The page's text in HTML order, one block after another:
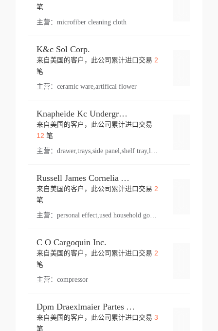
笔
主营： microfiber cleaning cloth
K&c Sol Corp.
来自美国的客户，此公司累计进口交易 2
笔
主营： ceramic ware,artifical flower
Knapheide Kc Underground
来自美国的客户，此公司累计进口交易
12 笔
主营：
Russell James Cornelia Arlington Va
来自美国的客户，此公司累计进口交易 2
笔
主营： personal effect,used household goods
C O Cargoquin Inc.
来自美国的客户，此公司累计进口交易 2
笔
主营： compressor
Dpm Draexlmaier Partes Automotrices Corr Ind Huejotzingo
来自美国的客户，此公司累计进口交易 3
笔